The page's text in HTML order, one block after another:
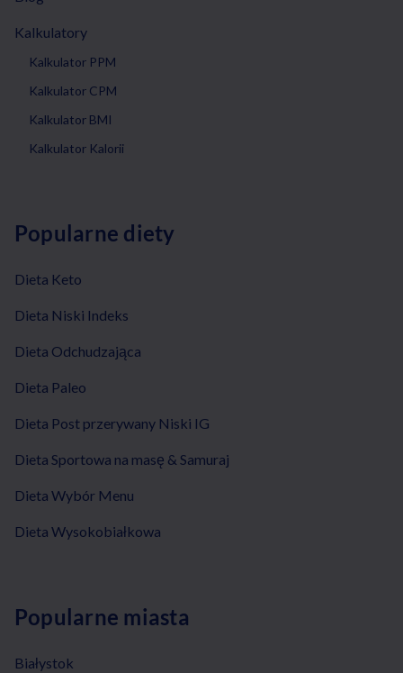
Kalkulatory
Kalkulator PPM
Kalkulator CPM
Kalkulator BMI
Kalkulator Kalorii
Popularne diety
Dieta Keto
Dieta Niski Indeks
Dieta Odchudzająca
Dieta Paleo
Dieta Post przerywany Niski IG
Dieta Sportowa na masę & Samuraj
Dieta Wybór Menu
Dieta Wysokobiałkowa
Popularne miasta
Białystok